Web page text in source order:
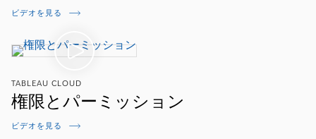
ビデオを見る
TABLEAU CLOUD
権限とパーミッション
ビデオを見る